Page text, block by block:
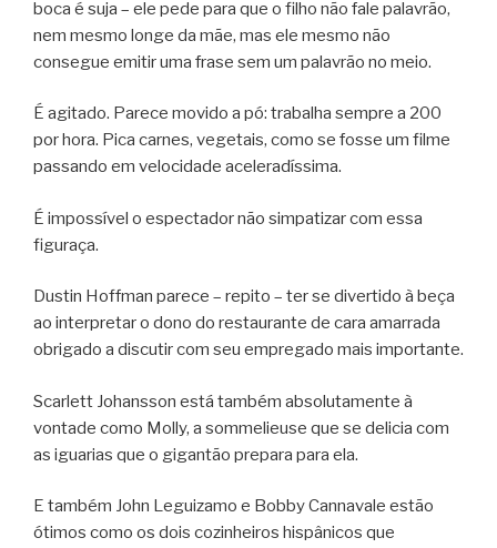
boca é suja – ele pede para que o filho não fale palavrão,
nem mesmo longe da mãe, mas ele mesmo não
consegue emitir uma frase sem um palavrão no meio.
É agitado. Parece movido a pó: trabalha sempre a 200
por hora. Pica carnes, vegetais, como se fosse um filme
passando em velocidade aceleradíssima.
É impossível o espectador não simpatizar com essa
figuraça.
Dustin Hoffman parece – repito – ter se divertido à beça
ao interpretar o dono do restaurante de cara amarrada
obrigado a discutir com seu empregado mais importante.
Scarlett Johansson está também absolutamente à
vontade como Molly, a sommelieuse que se delicia com
as iguarias que o gigantão prepara para ela.
E também John Leguizamo e Bobby Cannavale estão
ótimos como os dois cozinheiros hispânicos que